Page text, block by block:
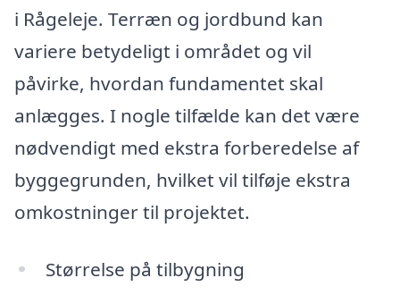
i Rågeleje. Terræn og jordbund kan
variere betydeligt i området og vil
påvirke, hvordan fundamentet skal
anlægges. I nogle tilfælde kan det være
nødvendigt med ekstra forberedelse af
byggegrunden, hvilket vil tilføje ekstra
omkostninger til projektet.
Størrelse på tilbygning